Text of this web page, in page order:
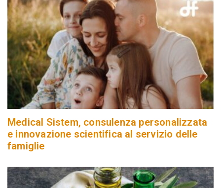
Medical Sistem, consulenza personalizzata
e innovazione scientifica al servizio delle
famiglie